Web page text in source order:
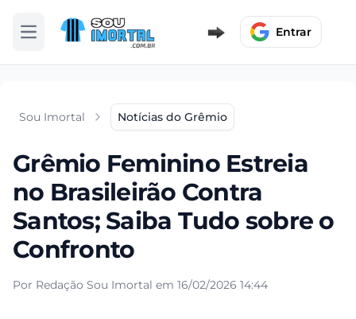
Abrir menu Entrar
Sou Imortal Notícias do Grêmio
Grêmio Feminino Estreia
no Brasileirão Contra
Santos; Saiba Tudo sobre o
Confronto
Por Redação Sou Imortal em 16/02/2026 14:44